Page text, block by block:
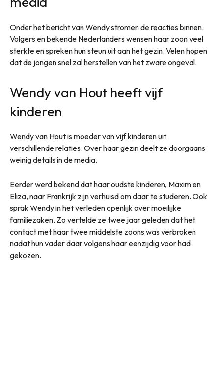
Onder het bericht van Wendy stromen de reacties binnen.
Volgers en bekende Nederlanders wensen haar zoon veel
sterkte en spreken hun steun uit aan het gezin. Velen hopen
dat de jongen snel zal herstellen van het zware ongeval.
Wendy van Hout heeft vijf
kinderen
Wendy van Hout is moeder van vijf kinderen uit
verschillende relaties. Over haar gezin deelt ze doorgaans
weinig details in de media.
Eerder werd bekend dat haar oudste kinderen, Maxim en
Eliza, naar Frankrijk zijn verhuisd om daar te studeren. Ook
sprak Wendy in het verleden openlijk over moeilijke
familiezaken. Zo vertelde ze twee jaar geleden dat het
contact met haar twee middelste zoons was verbroken
nadat hun vader daar volgens haar eenzijdig voor had
gekozen.